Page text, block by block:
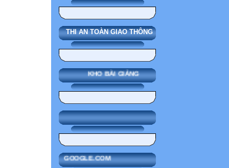
THI AN TOÀN GIAO THÔNG
KHO BÀI GIẢNG
GOOGLE.COM